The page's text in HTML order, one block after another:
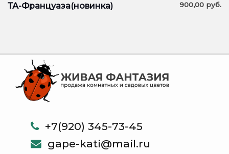
ТА-Француаза(новинка) 900,00 руб.
+7(920) 345-73-45
gape-kati@mail.ru